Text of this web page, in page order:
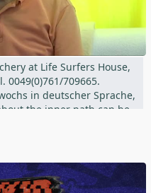
at Life Surfers House,
0049(0)761/709665.
in deutscher Sprache,
the inner path can be